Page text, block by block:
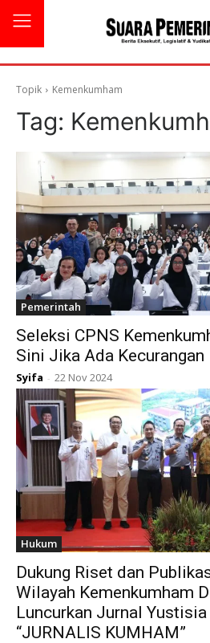
Topik Kemenkumham
Tag:
Pemerintah
Seleksi CPNS
Sini Jika Ada Kecurangan
Syifa - 22 Nov 2024
Hukum
Dukung Riset dan
Wilayah Kemenkumham
Luncurkan Jurnal
“JURNALIS KUMHAM”